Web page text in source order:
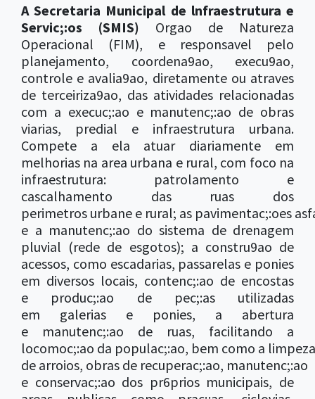
A Secretaria Municipal de lnfraestrutura e
Servic;:os (SMIS) Orgao de Natureza
Operacional (FIM), e responsavel pelo
planejamento, coordena9ao, execu9ao,
controle e avalia9ao, diretamente ou atraves
de terceiriza9ao, das atividades relacionadas
com a execuc;:ao e manutenc;:ao de obras
viarias, predial e infraestrutura urbana.
Compete a ela atuar diariamente em
melhorias na area urbana e rural, com foco na
infraestrutura: patrolamento e
cascalhamento das ruas dos
perimetros urbane e rural; as pavimentac;:oes
e a manutenc;:ao do sistema de drenagem
pluvial (rede de esgotos); a constru9ao de
acessos, como escadarias, passarelas e ponies
em diversos locais, contenc;:ao de encostas
e produc;:ao de pec;:as utilizadas
em galerias e ponies, a abertura
e manutenc;:ao de ruas, facilitando a
locomoc;:ao da populac;:ao, bem como a limpeza
de arroios, obras de recuperac;:ao, manutenc;:ao
e conservac;:ao dos pr6prios municipais, de